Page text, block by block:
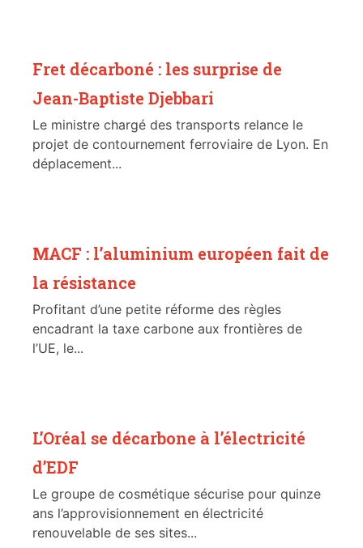
Fret décarboné : les surprise de
Jean-Baptiste Djebbari
Le ministre chargé des transports relance le
projet de contournement ferroviaire de Lyon. En
déplacement...
MACF : l’aluminium européen fait de
la résistance
Profitant d’une petite réforme des règles
encadrant la taxe carbone aux frontières de
l’UE, le...
L’Oréal se décarbone à l’électricité
d’EDF
Le groupe de cosmétique sécurise pour quinze
ans l’approvisionnement en électricité
renouvelable de ses sites...